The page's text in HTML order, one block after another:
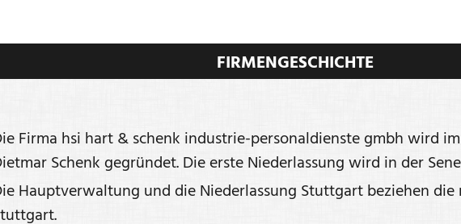
FIRMENGESCHICHTE
Firma hsi hart & schenk industrie-personaldienste gmbh wird
Schenk gegründet. Die erste Niederlassung wird in der
Hauptverwaltung und die Niederlassung Stuttgart beziehen